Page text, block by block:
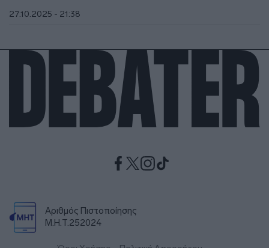
27.10.2025 - 21:38
Αριθμός Πιστοποίησης
Μ.Η.Τ.252024